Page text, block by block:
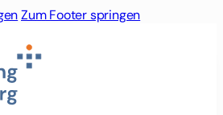
Zum Footer springen